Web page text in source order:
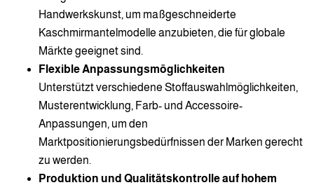
Handwerkskunst, um maßgeschneiderte
Kaschmirmantelmodelle anzubieten, die für globale
Märkte geeignet sind.
Flexible Anpassungsmöglichkeiten
Unterstützt verschiedene Stoffauswahlmöglichkeiten,
Musterentwicklung, Farb- und Accessoire-
Anpassungen, um den
Marktpositionierungsbedürfnissen der Marken gerecht
zu werden.
Produktion und Qualitätskontrolle auf hohem